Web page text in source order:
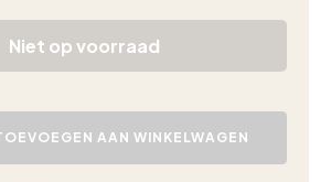
Niet op voorraad
AAN WINKELWAGEN